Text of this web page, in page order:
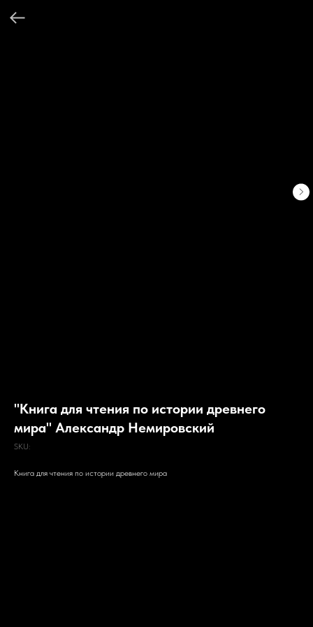
"Книга для чтения по истории древнего
мира" Александр Немировский
SKU:
Книга для чтения по истории древнего мира